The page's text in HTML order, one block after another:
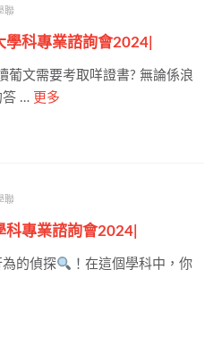
聯
學科專業諮詢會2024|
葡文需要考取咩證書? 無論係浪
答 … 更多
聯
科專業諮詢會2024|
的偵探
！在這個學科中，你